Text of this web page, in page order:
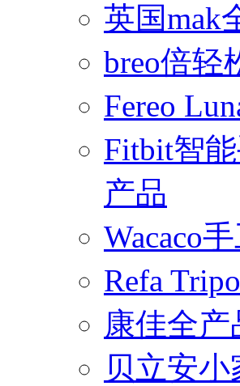
英国mak
breo倍轻
Fereo
Fitbit智
产品
Wacaco
Refa
康佳全产
贝立安